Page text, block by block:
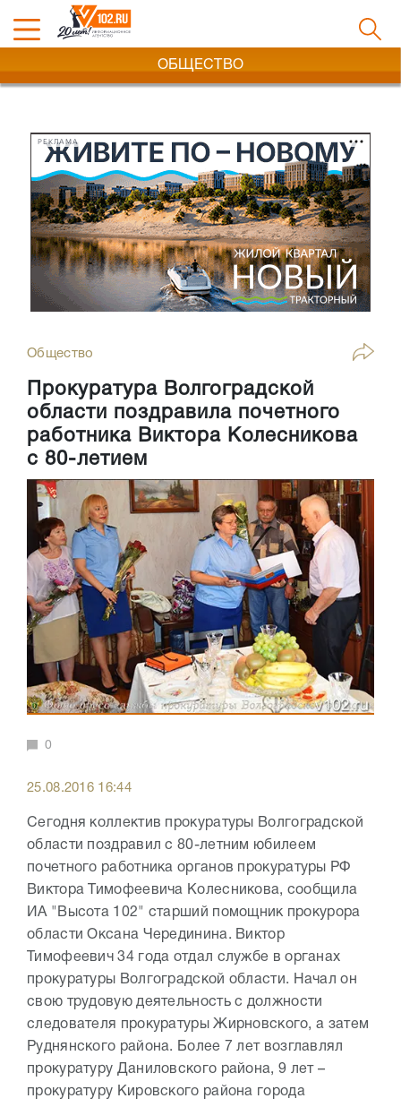
ОБЩЕСТВО
РЕКЛАМА
Общество
Прокуратура Волгоградской
области поздравила почетного
работника Виктора Колесникова
с 80-летием
0
25.08.2016 16:44
Сегодня коллектив прокуратуры Волгоградской
области поздравил с 80-летним юбилеем
почетного работника органов прокуратуры РФ
Виктора Тимофеевича Колесникова, сообщила
ИА "Высота 102" старший помощник прокурора
области Оксана Черединина. Виктор
Тимофеевич 34 года отдал службе в органах
прокуратуры Волгоградской области. Начал он
свою трудовую деятельность с должности
следователя прокуратуры Жирновского, а затем
Руднянского района. Более 7 лет возглавлял
прокуратуру Даниловского района, 9 лет –
прокуратуру Кировского района города